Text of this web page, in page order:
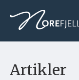
Artikler